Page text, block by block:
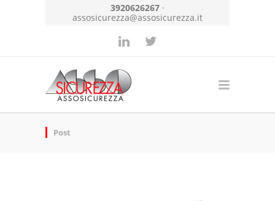
3920626267 ·
assosicurezza@assosicurezza.it
Post